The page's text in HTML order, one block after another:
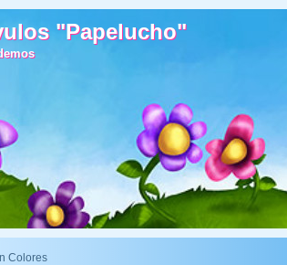
"Papelucho"
"Papelucho"
Colores